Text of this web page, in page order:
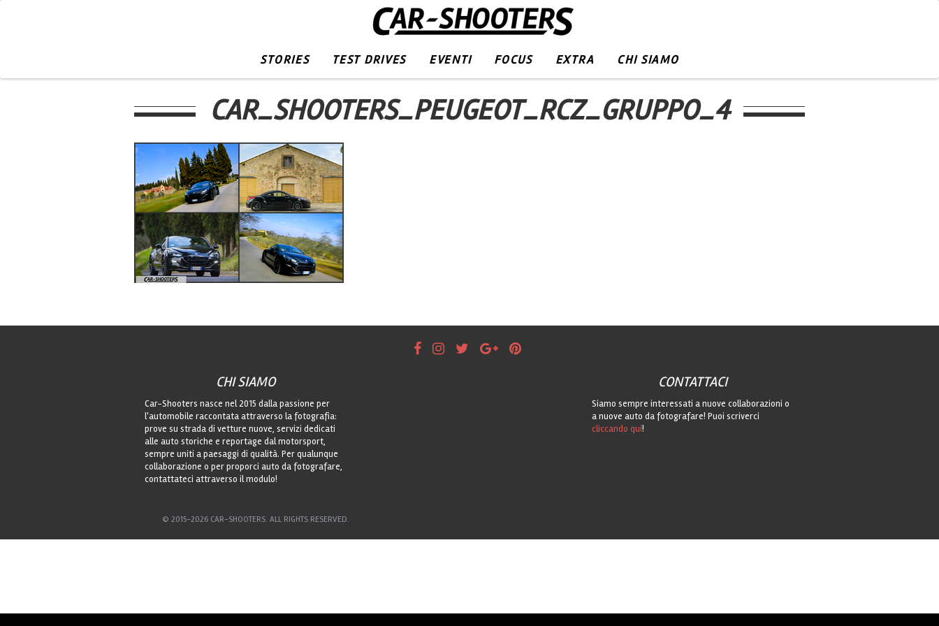
STORIES TEST DRIVES EVENTI FOCUS EXTRA CHI SIAMO
CAR_SHOOTERS_PEUGEOT_RCZ_GRUPPO_4
CHI SIAMO
Car-Shooters nasce nel 2015 dalla passione per
l'automobile raccontata attraverso la fotografia:
prove su strada di vetture nuove, servizi dedicati
alle auto storiche e reportage dal motorsport,
sempre uniti a paesaggi di qualità. Per qualunque
collaborazione o per proporci auto da fotografare,
contattateci attraverso il modulo!
CONTATTACI
Siamo sempre interessati a nuove collaborazioni o
a nuove auto da fotografare! Puoi scriverci
cliccando qui!
© 2015-2026 CAR-SHOOTERS. ALL RIGHTS RESERVED.